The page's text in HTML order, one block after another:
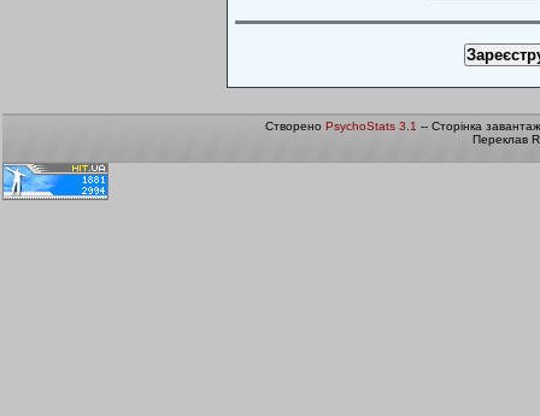
Створено PsychoStats 3.1 -- Сторінка
Переклав